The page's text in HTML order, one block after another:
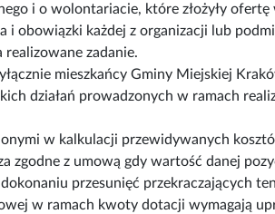
i o wolontariacie, które złożyły
i obowiązki każdej z organizacji lub
realizowane zadanie.
mieszkańcy Gminy Miejskiej
działań prowadzonych w ramach
w kalkulacji przewidywanych
zgodne z umową gdy wartość danej
przesunięć przekraczających
w ramach kwoty dotacji wymagają